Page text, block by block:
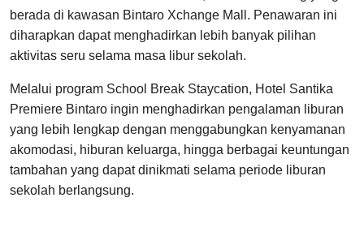
berada di kawasan Bintaro Xchange Mall. Penawaran ini
diharapkan dapat menghadirkan lebih banyak pilihan
aktivitas seru selama masa libur sekolah.
Melalui program School Break Staycation, Hotel Santika
Premiere Bintaro ingin menghadirkan pengalaman liburan
yang lebih lengkap dengan menggabungkan kenyamanan
akomodasi, hiburan keluarga, hingga berbagai keuntungan
tambahan yang dapat dinikmati selama periode liburan
sekolah berlangsung.